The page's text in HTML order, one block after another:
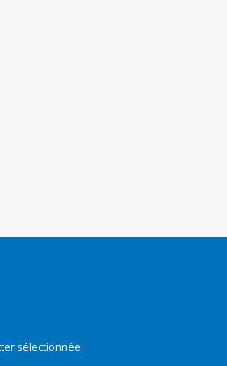
sélectionnée.